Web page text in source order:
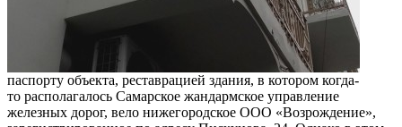
паспорту объекта, реставрацией здания, в котором когда-
то располагалось Самарское жандармское управление
железных дорог, вело нижегородское ООО «Возрождение»,